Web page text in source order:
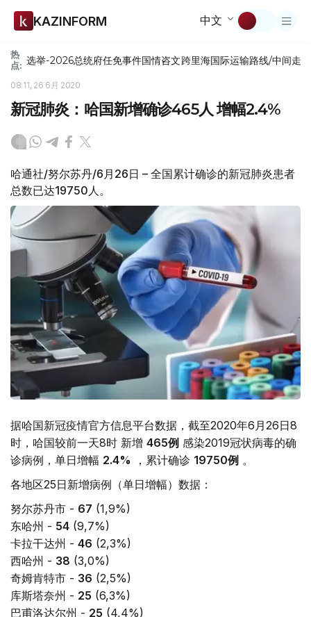
KAZINFORM 中文
热
点: 选举-2026总统府任免事件国情咨文跨里海国际运输路线/中间走廊
08:11, 26 6月 2020
新冠肺炎：哈国新增确诊465人 增幅2.4%
哈通社/努尔苏丹/6月26日 – 全国累计确诊的新冠肺炎患者
总数已达19750人。
据哈国新冠疫情官方信息平台数据，截至2020年6月26日8
时，哈国较前一天8时 新增 465例 感染2019冠状病毒的确
诊病例，单日增幅 2.4% ，累计确诊 19750例 。
各地区25日新增病例（单日增幅）数据：
努尔苏丹市 - 67 (1,9%)
东哈州 - 54 (9,7%)
卡拉干达州 - 46 (2,3%)
西哈州 - 38 (3,0%)
奇姆肯特市 - 36 (2,5%)
库斯塔奈州 - 25 (6,3%)
巴甫洛达尔州 - 25 (4,4%)